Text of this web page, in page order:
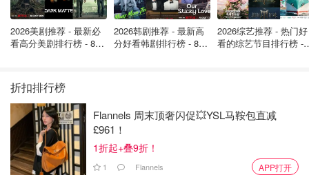
2026美剧推荐 - 最新必
看高分美剧排行榜 - 8月
2026韩剧推荐 - 最新高
分好看韩剧排行榜 - 8月
2026综艺推荐 - 热门好
看的综艺节目排行榜 -
折扣排行榜
Flannels 周末顶奢闪促💥YSL马鞍包直减
£961！
1折起+叠9折！
1 Flannels APP打开